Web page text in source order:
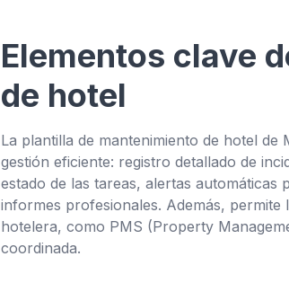
Elementos clave
de hotel
La plantilla de mantenimiento de hotel
gestión eficiente: registro detallado de
estado de las tareas, alertas
informes profesionales. Además,
hotelera, como PMS (Property
coordinada.